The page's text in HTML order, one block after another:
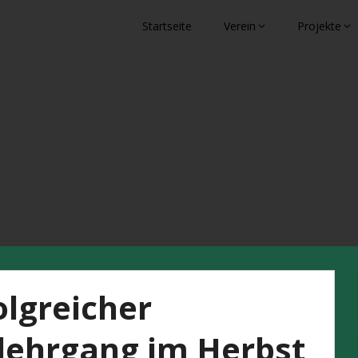
Startseite Verein Projekte
im Herbst